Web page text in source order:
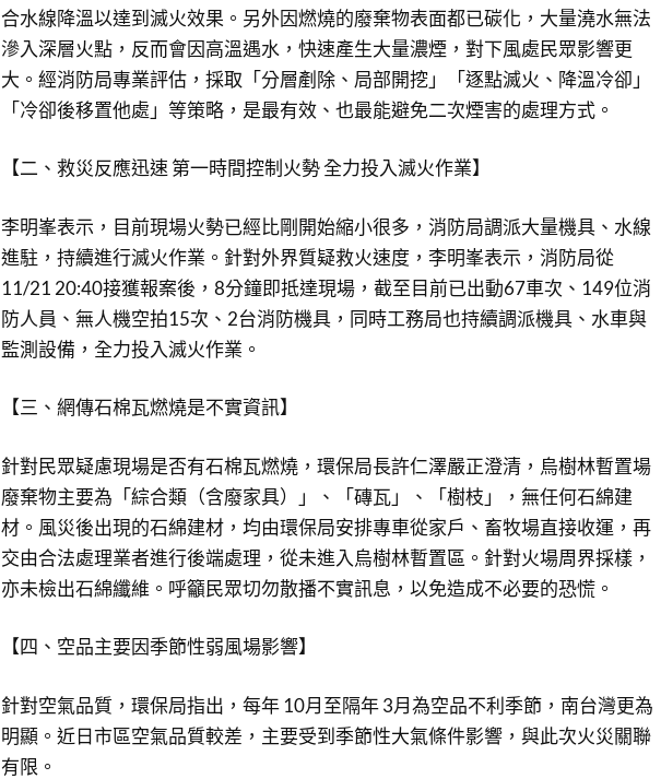
合水線降溫以達到滅火效果。另外因燃燒的廢棄物表面都已碳化，大量澆水無法
滲入深層火點，反而會因高溫遇水，快速產生大量濃煙，對下風處民眾影響更
大。經消防局專業評估，採取「分層剷除、局部開挖」「逐點滅火、降溫冷卻」
「冷卻後移置他處」等策略，是最有效、也最能避免二次煙害的處理方式。
【二、救災反應迅速 第一時間控制火勢 全力投入滅火作業】
李明峯表示，目前現場火勢已經比剛開始縮小很多，消防局調派大量機具、水線
進駐，持續進行滅火作業。針對外界質疑救火速度，李明峯表示，消防局從
11/21 20:40接獲報案後，8分鐘即抵達現場，截至目前已出動67車次、149位消
防人員、無人機空拍15次、2台消防機具，同時工務局也持續調派機具、水車與
監測設備，全力投入滅火作業。
【三、網傳石棉瓦燃燒是不實資訊】
針對民眾疑慮現場是否有石棉瓦燃燒，環保局長許仁澤嚴正澄清，烏樹林暫置場
廢棄物主要為「綜合類（含廢家具）」、「磚瓦」、「樹枝」，無任何石綿建
材。風災後出現的石綿建材，均由環保局安排專車從家戶、畜牧場直接收運，再
交由合法處理業者進行後端處理，從未進入烏樹林暫置區。針對火場周界採樣，
亦未檢出石綿纖維。呼籲民眾切勿散播不實訊息，以免造成不必要的恐慌。
【四、空品主要因季節性弱風場影響】
針對空氣品質，環保局指出，每年 10月至隔年 3月為空品不利季節，南台灣更為
明顯。近日市區空氣品質較差，主要受到季節性大氣條件影響，與此次火災關聯
有限。